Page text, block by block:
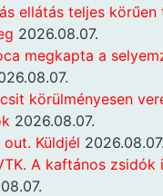
ellátás teljes körűen
2026.08.07.
megkapta a
körülményesen
2026.08.07.
Küldjél 2026.08.07.
A kaftános zsidók